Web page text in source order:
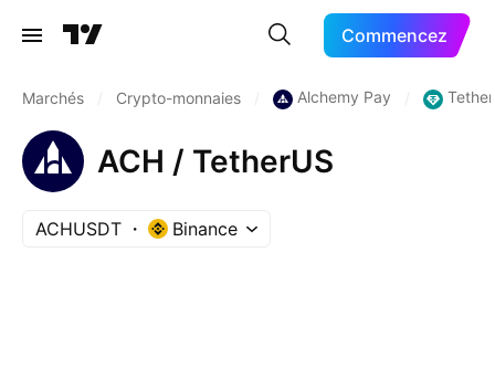
Commencez
Marchés Crypto-monnaies Alchemy Pay
ACH / TetherUS
ACHUSDT Binance